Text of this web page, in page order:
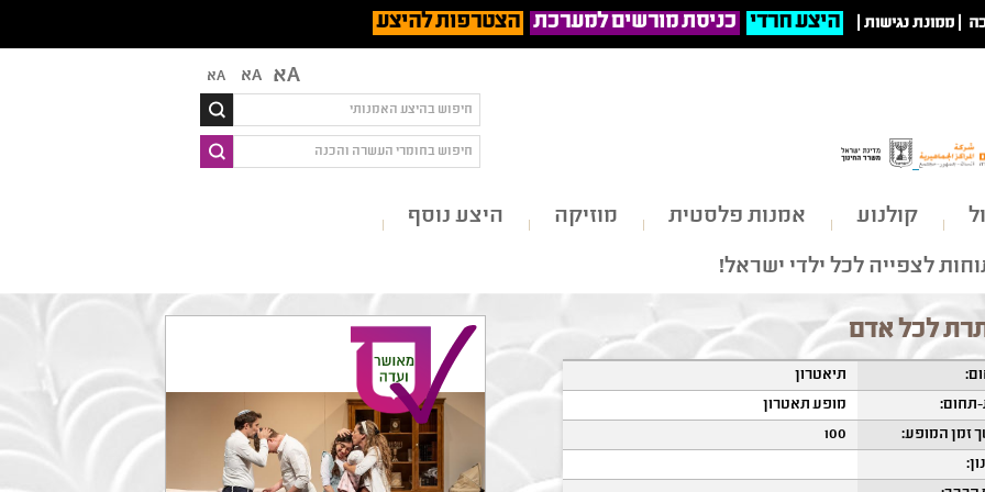
ממונת נגישות היצע חרדי כניסת מורשים למערכת הצטרפות להיצע
Aא Aא Aא
קולנוע אמנות פלסטית מוזיקה
היצע נוסף
לצפייה לכל ילדי ישראל!
לכל אדם
תיאטרון
תחום:
מופע תאטרון
זמן המופע:
100